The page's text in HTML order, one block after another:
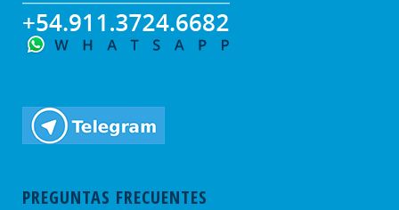
PREGUNTAS FRECUENTES